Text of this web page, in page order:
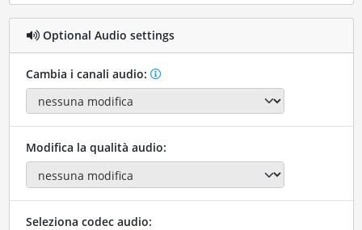
Optional Audio settings
Cambia i canali audio:
Modifica la qualità audio:
Seleziona codec audio: